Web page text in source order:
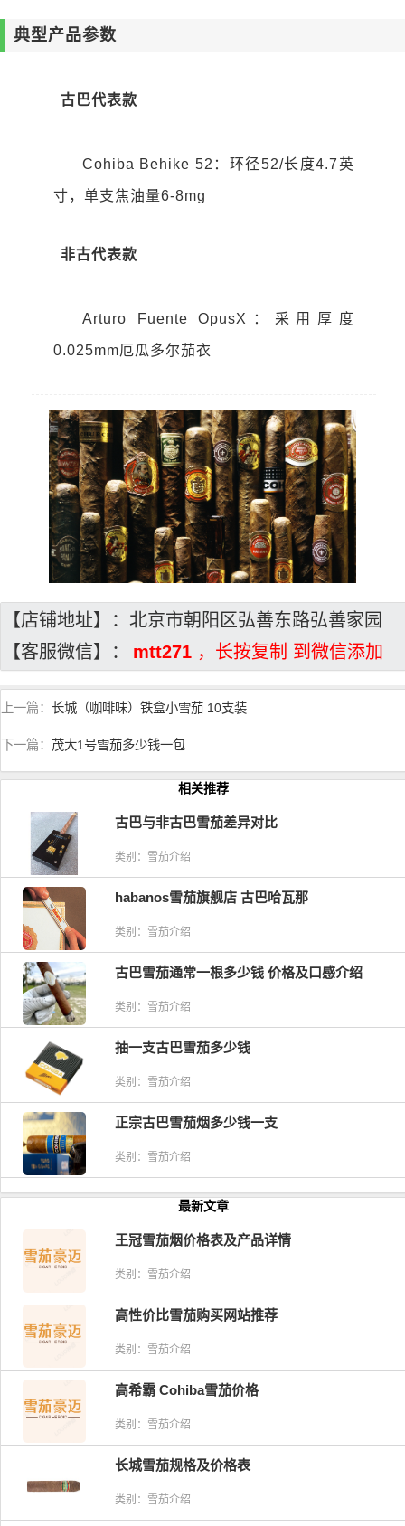
典型产品参数
古巴代表款
Cohiba Behike 52：环径52/长度4.7英
寸，单支焦油量6-8mg
非古代表款
Arturo Fuente OpusX：采用厚度
0.025mm厄瓜多尔茄衣
【店铺地址】：北京市朝阳区弘善东路弘善家园
【客服微信】：
mtt271 ，长按复制 到微信添加
上一篇： 长城（咖啡味）铁盒小雪茄 10支装
下一篇： 茂大1号雪茄多少钱一包
相关推荐
古巴与非古巴雪茄差异对比
类别：雪茄介绍
habanos雪茄旗舰店 古巴哈瓦那
类别：雪茄介绍
古巴雪茄通常一根多少钱 价格及口感介绍
类别：雪茄介绍
抽一支古巴雪茄多少钱
类别：雪茄介绍
正宗古巴雪茄烟多少钱一支
类别：雪茄介绍
最新文章
王冠雪茄烟价格表及产品详情
类别：雪茄介绍
高性价比雪茄购买网站推荐
类别：雪茄介绍
高希霸 Cohiba雪茄价格
类别：雪茄介绍
长城雪茄规格及价格表
类别：雪茄介绍